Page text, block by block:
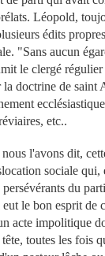
Léopold,
édits
"Sans aucun
le clergé
doctrine de saint
etc..
l'avons dit,
sociale qui,
du
le bon esprit de
acte impolitique
toutes les fois